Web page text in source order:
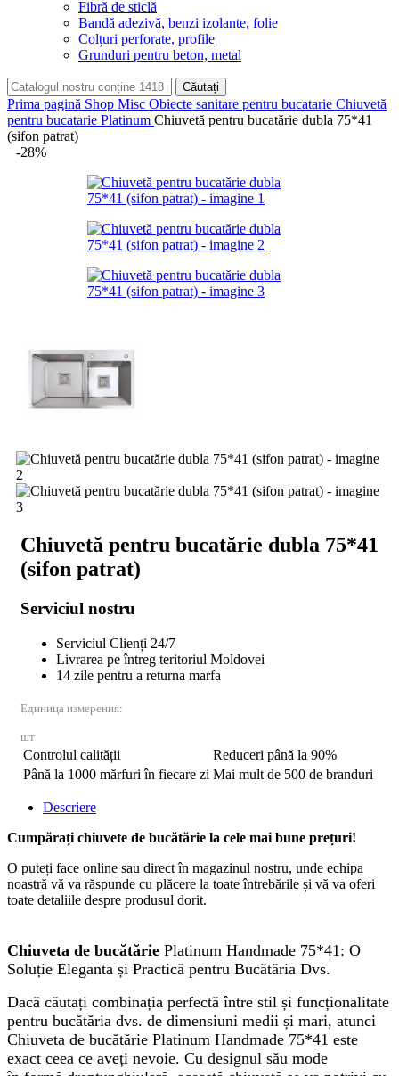
Fibră de sticlă
Bandă adezivă, benzi izolante, folie
Colțuri perforate, profile
Grunduri pentru beton, metal
Căutați
Prima pagină Shop Misc Obiecte sanitare pentru bucatarie Chiuvetă
pentru bucatarie Platinum Chiuvetă pentru bucatărie dubla 75*41
(sifon patrat)
-28%
Chiuvetă pentru bucatărie dubla 75*41
(sifon patrat)
Serviciul nostru
Serviciul Clienți 24/7
Livrarea pe întreg teritoriul Moldovei
14 zile pentru a returna marfa
Единица измерения:
шт
Controlul calității
Reduceri până la 90%
Până la 1000 mărfuri în fiecare zi Mai mult de 500 de branduri
Descriere
Cumpărați chiuvete de bucătărie la cele mai bune prețuri!
O puteți face online sau direct în magazinul nostru, unde echipa
noastră vă va răspunde cu plăcere la toate întrebările și vă va oferi
toate detaliile despre produsul dorit.
Chiuveta de bucătărie Platinum Handmade 75*41: O
Soluție Eleganta și Practică pentru Bucătăria Dvs.
Dacă căutați combinația perfectă între stil și funcționalitate
pentru bucătăria dvs. de dimensiuni medii și mari, atunci
Chiuveta de bucătărie Platinum Handmade 75*41 este
exact ceea ce aveți nevoie. Cu designul său mode